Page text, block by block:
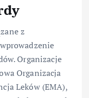
z
Organizacje
Organizacja
Leków (EMA),